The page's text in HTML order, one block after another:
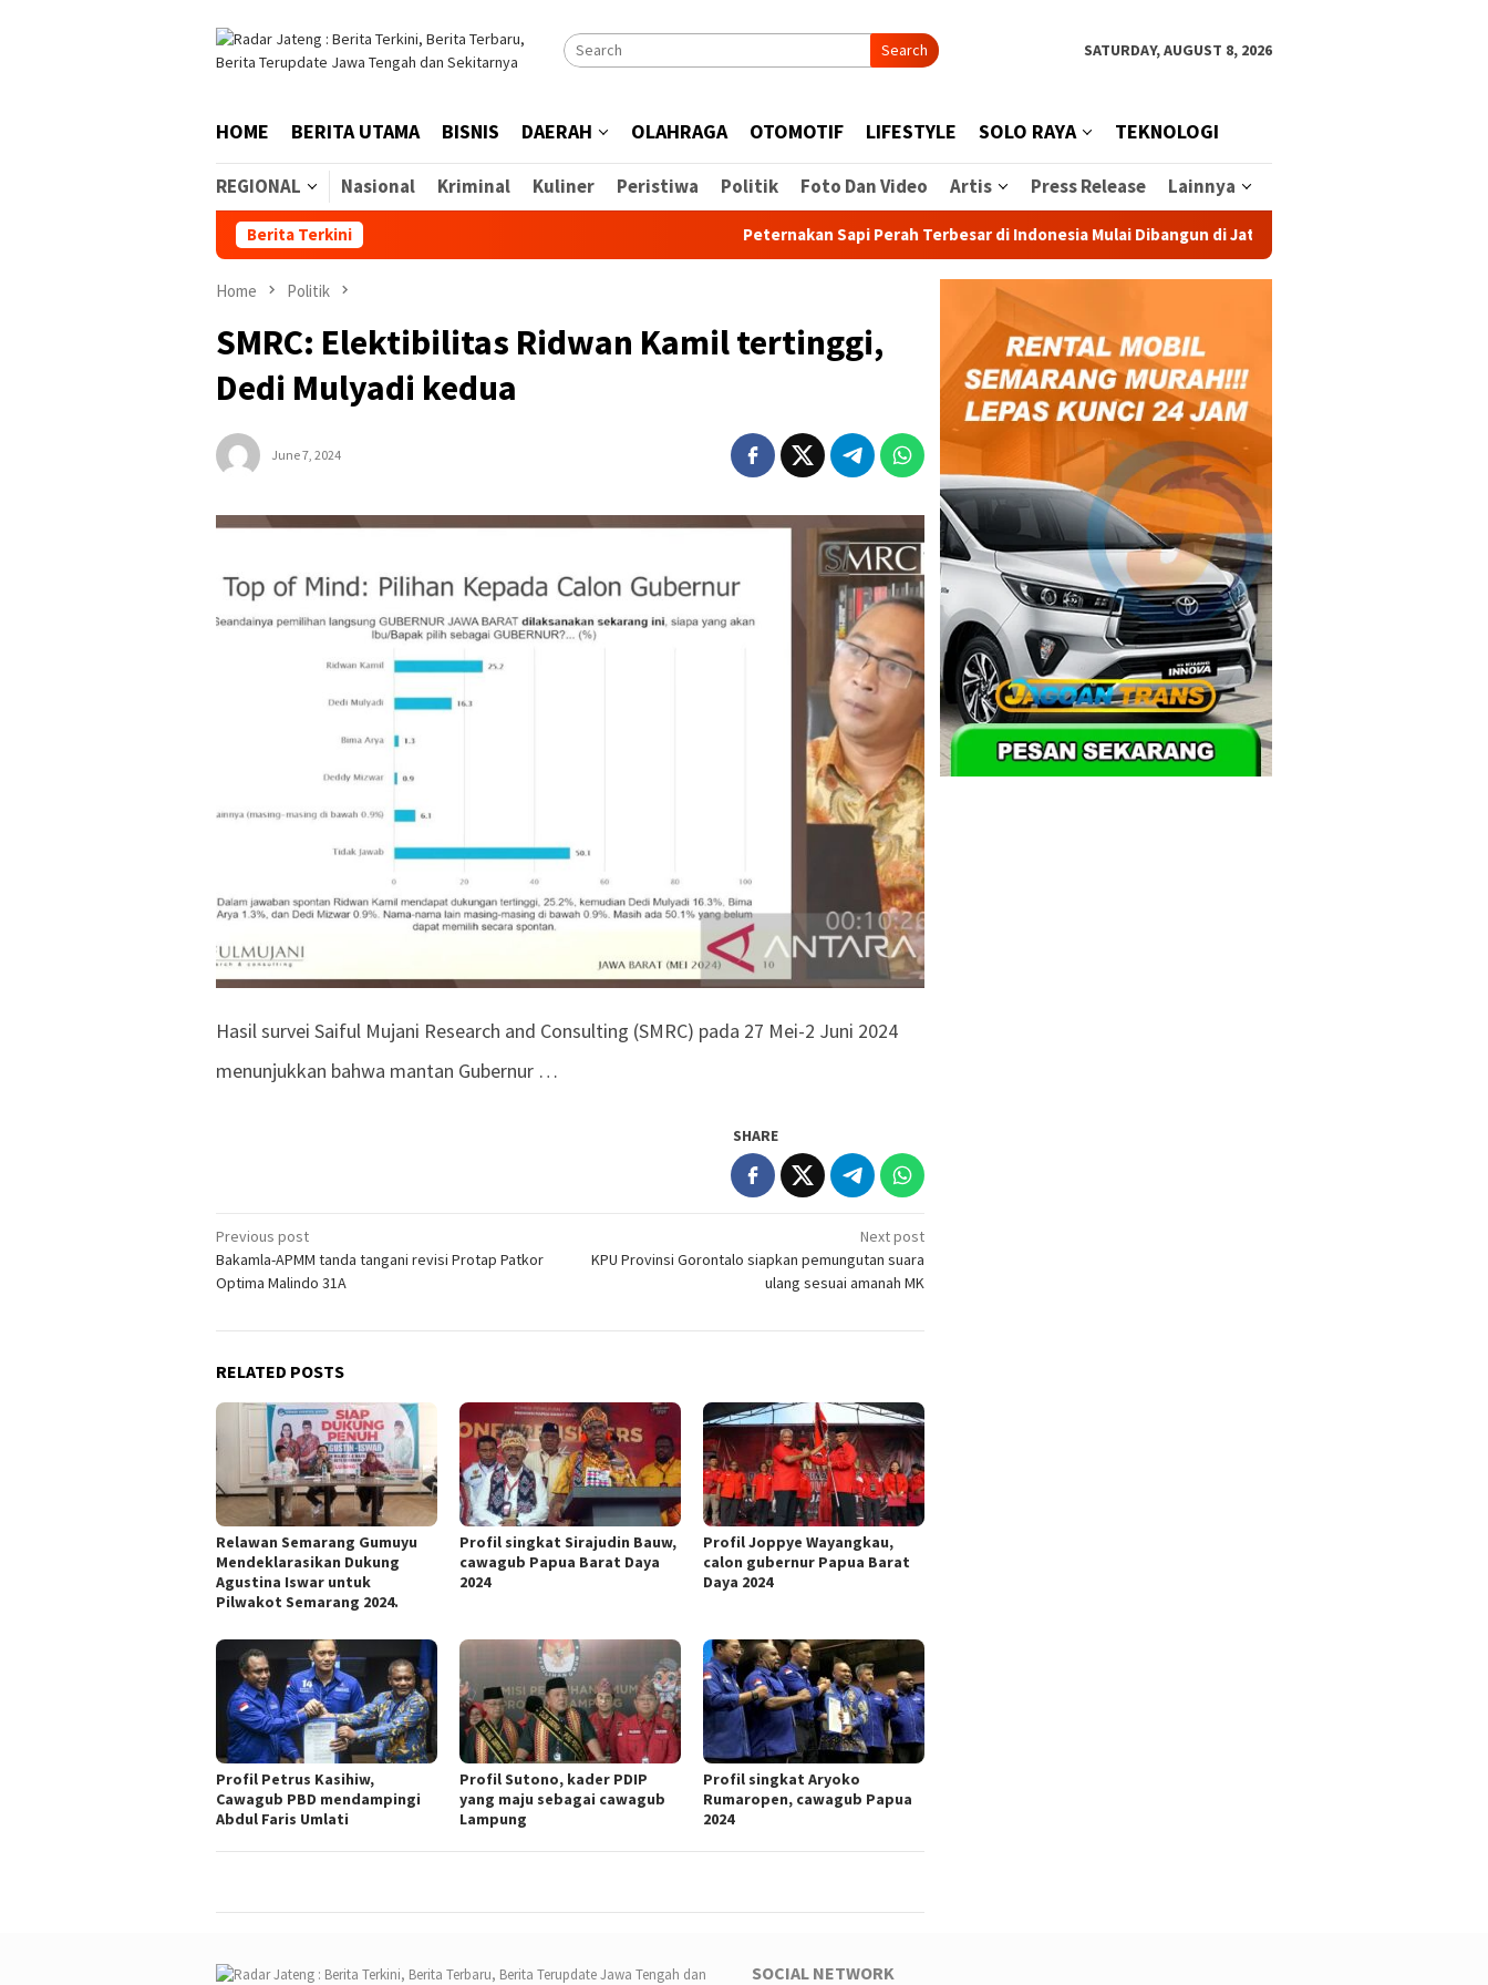
Search SATURDAY, AUGUST 8, 2026
HOME BERITA UTAMA BISNIS DAERAH OLAHRAGA OTOMOTIF LIFESTYLE SOLO RAYA TEKNOLOGI
REGIONAL Nasional Kriminal Kuliner Peristiwa Politik Foto Dan Video Artis Press Release Lainnya
Berita Terkini Peternakan Sapi Perah Terbesar di Indonesia Mulai Dibangun di Jateng, Investasi Rp 1,2 Triliun Dongkrak
Home Politik
SMRC: Elektibilitas Ridwan Kamil tertinggi,
Dedi Mulyadi kedua
June 7, 2024
Hasil survei Saiful Mujani Research and Consulting (SMRC) pada 27 Mei-2 Juni 2024
menunjukkan bahwa mantan Gubernur …
SHARE
Post
navigation
Previous post
Bakamla-APMM tanda tangani revisi Protap Patkor
Optima Malindo 31A
Next post
KPU Provinsi Gorontalo siapkan pemungutan suara
ulang sesuai amanah MK
RELATED POSTS
Relawan Semarang Gumuyu
Mendeklarasikan Dukung
Agustina Iswar untuk
Pilwakot Semarang 2024.
Profil singkat Sirajudin Bauw,
cawagub Papua Barat Daya
2024
Profil Joppye Wayangkau,
calon gubernur Papua Barat
Daya 2024
Profil Petrus Kasihiw,
Cawagub PBD mendampingi
Abdul Faris Umlati
Profil Sutono, kader PDIP
yang maju sebagai cawagub
Lampung
Profil singkat Aryoko
Rumaropen, cawagub Papua
2024
SOCIAL NETWORK